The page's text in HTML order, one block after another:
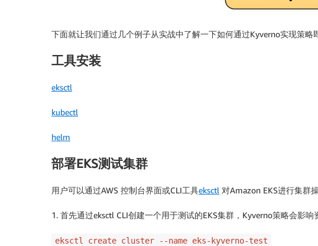
下面就让我们通过几个例子从实战中了解一下如何通过Kyverno实现策略
工具安装
eksctl
kubectl
helm
部署EKS测试集群
用户可以通过AWS 控制台界面或CLI工具eksctl 对Amazon EKS进行集群
1. 首先通过eksctl CLI创建一个用于测试的EKS集群，Kyverno策略会影
eksctl create cluster --name eks-kyverno-test